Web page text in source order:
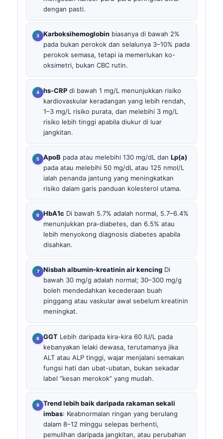
dengan pasti.
Karboksihemoglobin biasanya di bawah 2%
pada bukan perokok dan selalunya 3–10% pada
perokok semasa, tetapi ia memerlukan ko-
oksimetri, bukan CBC rutin.
hs-CRP di bawah 1 mg/L menunjukkan risiko
kardiovaskular keradangan yang lebih rendah,
1–3 mg/L risiko purata, dan melebihi 3 mg/L
risiko lebih tinggi apabila diukur di luar
jangkitan.
ApoB pada atau melebihi 130 mg/dL dan Lp(a)
pada atau melebihi 50 mg/dL atau 125 nmol/L
ialah penanda jantung yang meningkatkan
risiko dalam garis panduan kolesterol utama.
HbA1c Di bawah 5.7% adalah normal, 5.7–6.4%
menunjukkan pra-diabetes, dan 6.5% atau
lebih menyokong diagnosis diabetes apabila
disahkan.
Nisbah albumin-kreatinin air kencing Di
bawah 30 mg/g adalah normal; 30–300 mg/g
boleh mendedahkan kecederaan buah
pinggang atau vaskular awal sebelum kreatinin
meningkat.
GGT Lebih daripada kira-kira 60 IU/L pada
kebanyakan lelaki dewasa, terutamanya jika
ALT atau ALP tinggi, wajar menjalani semakan
fungsi hati dan ubat-ubatan, bukan sekadar
label “kesan merokok” yang mudah.
Trend lebih baik daripada rakaman sekali
imbas: Keabnormalan ringan yang berulang
dalam 8–12 minggu selepas berhenti,
pemulihan daripada jangkitan, atau perubahan